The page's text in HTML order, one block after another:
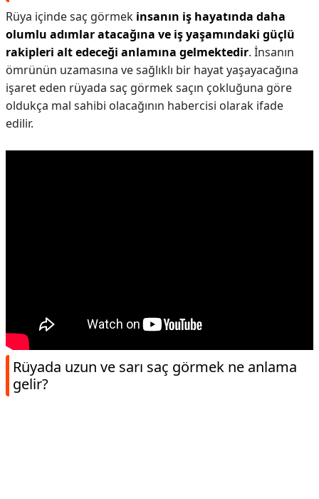
Rüya içinde saç görmek insanın iş hayatında daha
olumlu adımlar atacağına ve iş yaşamındaki güçlü
rakipleri alt edeceği anlamına gelmektedir. İnsanın
ömrünün uzamasına ve sağlıklı bir hayat yaşayacağına
işaret eden rüyada saç görmek saçın çokluğuna göre
oldukça mal sahibi olacağının habercisi olarak ifade
edilir.
Rüyada uzun ve sarı saç görmek ne anlama
gelir?